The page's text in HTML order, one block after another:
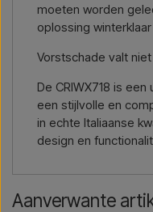
moeten worden
oplossing
Vorstschade valt
De CRIWX718 is
een stijlvolle en
in echte Italiaanse
design en
Aanverwante